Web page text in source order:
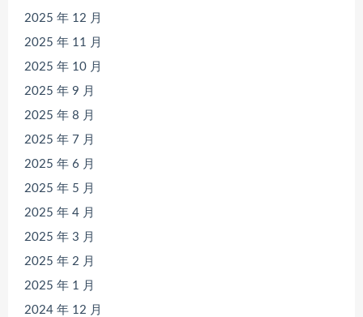
2025 年 12 月
2025 年 11 月
2025 年 10 月
2025 年 9 月
2025 年 8 月
2025 年 7 月
2025 年 6 月
2025 年 5 月
2025 年 4 月
2025 年 3 月
2025 年 2 月
2025 年 1 月
2024 年 12 月